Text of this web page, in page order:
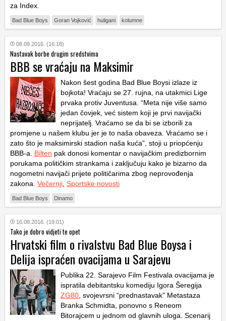
za Index.
Bad Blue Boys Goran Vojković huligani kolumne
08.09.2016. (16:18)
Nastavak borbe drugim sredstvima
BBB se vraćaju na Maksimir
Nakon šest godina Bad Blue Boysi izlaze iz
bojkota! Vraćaju se 27. rujna, na utakmici Lige
prvaka protiv Juventusa. “Meta nije više samo
jedan čovjek, već sistem koji je prvi navijački
neprijatelj. Vraćamo se da bi se izborili za
promjene u našem klubu jer je to naša obaveza. Vraćamo se i
zato što je maksimirski stadion naša kuća”, stoji u priopćenju
BBB-a. Bilten pak donosi komentar o navijačkim predizbornim
porukama političkim strankama i zaključuju kako je bizarno da
nogometni navijači prijete političarima zbog neprovođenja
zakona. Večernji Sportske novosti
Bad Blue Boys Dinamo
16.08.2016. (19:01)
Tako je dobro vidjeti te opet
Hrvatski film o rivalstvu Bad Blue Boysa i
Delija ispraćen ovacijama u Sarajevu
Publika 22. Sarajevo Film Festivala ovacijama je
ispratila debitantsku komediju Igora Šeregija
ZG80 , svojevrsni “prednastavak” Metastaza
Branka Schmidta, ponovno s Reneom
Bitorajcem u jednom od glavnih uloga. Scenarij